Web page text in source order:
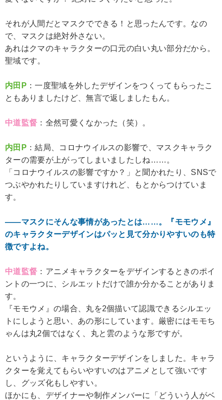
それが人間だとマスクでできる！と思ったんです。なの
で、マスクは絶対外さない。
あれはクマのキャラクターの口元の白い丸い部分だから。
聖域です。
内田P ：一度聖域を外したデザインをつくってもらったこ
ともありましたけど、無言で返しましたもん。
中道監督 ：全然可愛くなかった（笑）。
内田P ：結局、コロナウイルスの影響で、マスクキャラク
ターの需要が上がってしまいましたしね……。
「コロナウイルスの影響ですか？」と聞かれたり、SNSで
つぶやかれたりしていますけれど、もとからつけていま
す。
――マスクにそんな事情があったとは……。『モモウメ』
のキャラクターデザインはパッと見て分かりやすいのも特
徴ですよね。
中道監督 ：アニメキャラクターをデザインするときのポイ
ントの一つに、シルエットだけで誰か分かることがありま
す。
『モモウメ』の場合、丸を2個描いて認識できるシルエッ
トにしようと思い、あの形にしています。厳密にはモモち
ゃんは丸2個ではなく、丸と雲のような形ですが。
というように、キャラクターデザインをしました。キャラ
クターを覚えてもらいやすいのはアニメとして強いです
し、グッズ化もしやすい。
ほかにも、デザイナーや制作メンバーに「どういう人がベ